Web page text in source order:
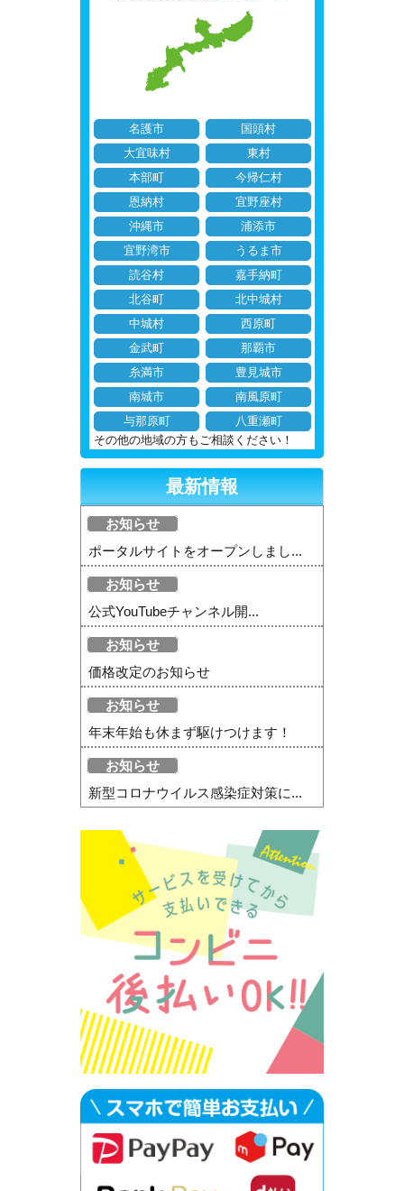
名護市
国頭村
大宜味村
東村
本部町
今帰仁村
恩納村
宜野座村
沖縄市
浦添市
宜野湾市
うるま市
読谷村
嘉手納町
北谷町
北中城村
中城村
西原町
金武町
那覇市
糸満市
豊見城市
南城市
南風原町
与那原町
八重瀬町
その他の地域の方もご相談ください！
最新情報
お知らせ
ポータルサイトをオープンしまし...
お知らせ
公式YouTubeチャンネル開...
お知らせ
価格改定のお知らせ
お知らせ
年末年始も休まず駆けつけます！
お知らせ
新型コロナウイルス感染症対策に...